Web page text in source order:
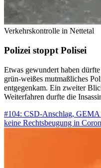
Verkehrskontrolle in Nettetal
Polizei stoppt Polisei
Etwas gewundert haben
grün-weißes mutmaßliches
entgegenkam. Ein zweiter
Weiterfahren durfte die
#104: CSD-Anschlag,
keine Rechtsbeugung in